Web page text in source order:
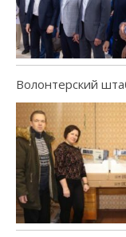
Волонтерский